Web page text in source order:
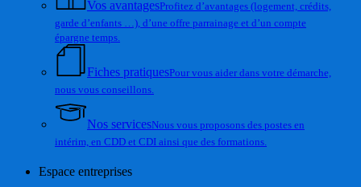
Vos avantagesProfitez d’avantages (logement, crédits,
garde d’enfants …), d’une offre parrainage et d’un compte
épargne temps.
Fiches pratiquesPour vous aider dans votre démarche,
nous vous conseillons.
Nos servicesNous vous proposons des postes en
intérim, en CDD et CDI ainsi que des formations.
Espace entreprises